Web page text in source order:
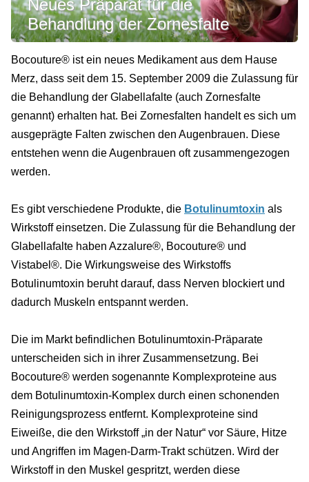
Neues Präparat für die
Behandlung der Zornesfalte
Bocouture® ist ein neues Medikament aus dem Hause
Merz, dass seit dem 15. September 2009 die Zulassung für
die Behandlung der Glabellafalte (auch Zornesfalte
genannt) erhalten hat. Bei Zornesfalten handelt es sich um
ausgeprägte Falten zwischen den Augenbrauen. Diese
entstehen wenn die Augenbrauen oft zusammengezogen
werden.
Es gibt verschiedene Produkte, die Botulinumtoxin als
Wirkstoff einsetzen. Die Zulassung für die Behandlung der
Glabellafalte haben Azzalure®, Bocouture® und
Vistabel®. Die Wirkungsweise des Wirkstoffs
Botulinumtoxin beruht darauf, dass Nerven blockiert und
dadurch Muskeln entspannt werden.
Die im Markt befindlichen Botulinumtoxin-Präparate
unterscheiden sich in ihrer Zusammensetzung. Bei
Bocouture® werden sogenannte Komplexproteine aus
dem Botulinumtoxin-Komplex durch einen schonenden
Reinigungsprozess entfernt. Komplexproteine sind
Eiweiße, die den Wirkstoff „in der Natur“ vor Säure, Hitze
und Angriffen im Magen-Darm-Trakt schützen. Wird der
Wirkstoff in den Muskel gespritzt, werden diese